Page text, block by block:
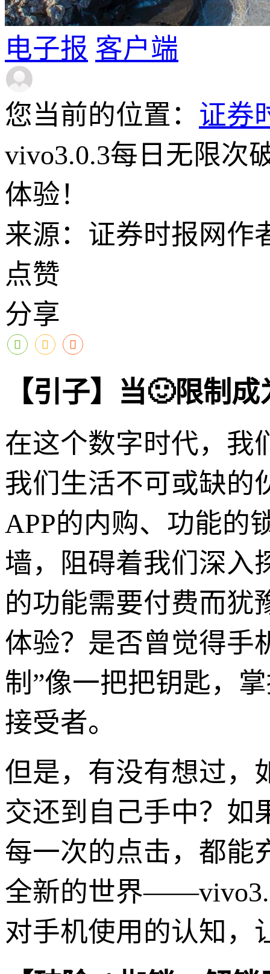
电子报 客户端
您当前的位置： 证券
vivo3.0.3每日无限次
体验！
来源：证券时报网作
点赞
分享
【引子】当🙂限制
在这个数字时代，我
我们生活不可或缺的
APP的内购、功能的
墙，阻碍着我们深入
的功能需要付费而犹
体验？是否曾觉得手
制”像一把把钥匙，
接受者。
但是，有没有想过，
交还到自己手中？如
每一次的点击，都能
全新的世界
对手机使用的认知，